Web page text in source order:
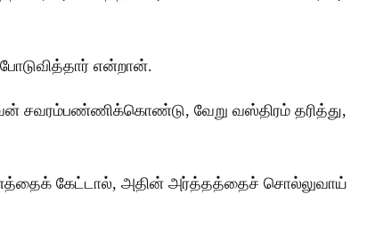
என்றான்.
சவரம்பண்ணிக்கொண்டு, வேறு வஸ்திரம் தரித்து,
கேட்டால், அதின் அர்த்தத்தைச் சொல்லுவாய்